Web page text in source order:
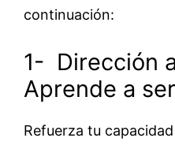
continuación:
1- Dirección
Aprende a
Refuerza tu